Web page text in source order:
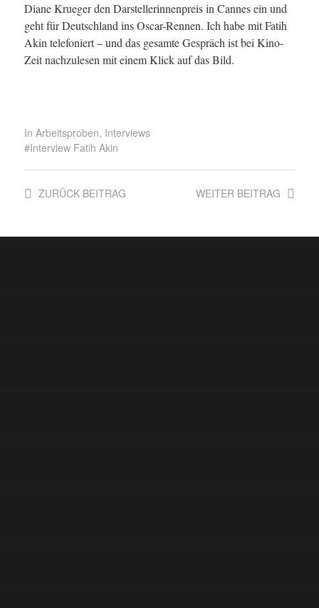
Diane Krueger den Darstellerinnenpreis in Cannes ein und
geht für Deutschland ins Oscar-Rennen. Ich habe mit Fatih
Akin telefoniert – und das gesamte Gespräch ist bei Kino-
Zeit nachzulesen mit einem Klick auf das Bild.
In Arbeitsproben, Interviews
Interview Fatih Akin
WEITER BEITRAG
ZURÜCKBEITRAG